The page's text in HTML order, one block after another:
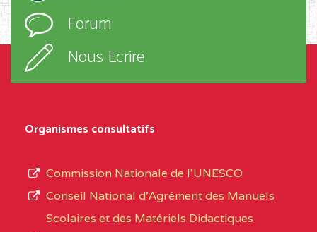
D'ENSEIGNEMENT
PROFESSIONNEL
(CEGEP) STE FOI BP
:4740 YAOUNDE
d’enseignement,
type
Forum
Nous Ecrire
Organismes consultatifs
Commission Nationale de l’UNESCO
Conseil National d’Agrément des Manuels
Scolaires et des Matériels Didactiques